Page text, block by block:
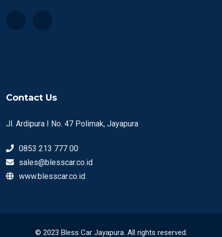
Contact Us
Jl. Ardipura I No. 47 Polimak, Jayapura
0853 213 777 00
sales@blesscar.co.id
www.blesscar.co.id
© 2023 Bless Car Jayapura. All rights reserved.